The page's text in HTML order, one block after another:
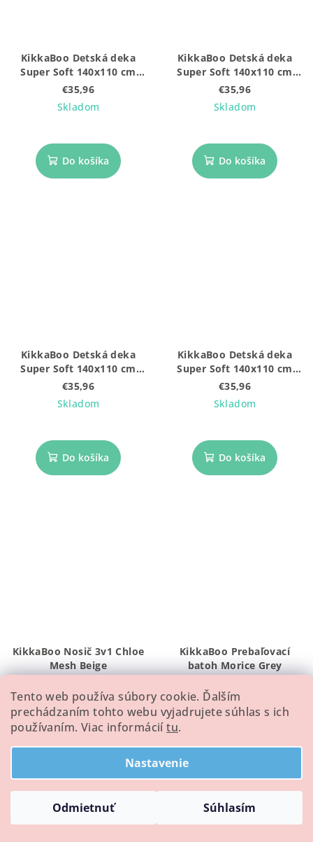
Tento web používa súbory cookie. Ďalším
prechádzaním tohto webu vyjadrujete súhlas s ich
používaním. Viac informáciítu.
Nastavenie
Odmietnuť Súhlasím
KikkaBoo Detská deka
Super Soft 140x110 cm
Hedge-hugs
€35,96
Skladom
Do košíka
KikkaBoo Detská deka
Super Soft 140x110 cm
Seally Me
€35,96
Skladom
Do košíka
KikkaBoo Detská deka
Super Soft 140x110 cm
Sleepy Sheep
€35,96
Skladom
Do košíka
KikkaBoo Detská deka
Super Soft 140x110 cm
Stripy Friends
€35,96
Skladom
Do košíka
KikkaBoo Nosič 3v1 Chloe
Mesh Beige
Skladom
KikkaBoo Prebaľovací
batoh Morice Grey
Skladom